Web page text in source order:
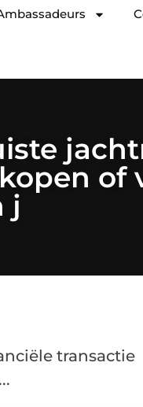
of
j
transactie